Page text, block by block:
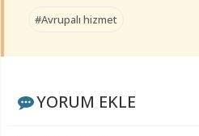
#Avrupalı hizmet
YORUM EKLE